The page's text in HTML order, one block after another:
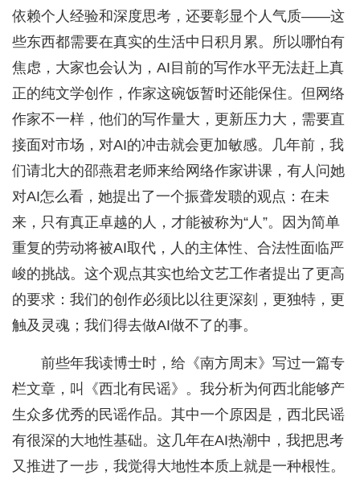
依赖个人经验和深度思考，还要彰显个人气质——这
些东西都需要在真实的生活中日积月累。所以哪怕有
焦虑，大家也会认为，AI目前的写作水平无法赶上真
正的纯文学创作，作家这碗饭暂时还能保住。但网络
作家不一样，他们的写作量大，更新压力大，需要直
接面对市场，对AI的冲击就会更加敏感。几年前，我
们请北大的邵燕君老师来给网络作家讲课，有人问她
对AI怎么看，她提出了一个振聋发聩的观点：在未
来，只有真正卓越的人，才能被称为“人”。因为简单
重复的劳动将被AI取代，人的主体性、合法性面临严
峻的挑战。这个观点其实也给文艺工作者提出了更高
的要求：我们的创作必须比以往更深刻，更独特，更
触及灵魂；我们得去做AI做不了的事。
前些年我读博士时，给《南方周末》写过一篇专
栏文章，叫《西北有民谣》。我分析为何西北能够产
生众多优秀的民谣作品。其中一个原因是，西北民谣
有很深的大地性基础。这几年在AI热潮中，我把思考
又推进了一步，我觉得大地性本质上就是一种根性。